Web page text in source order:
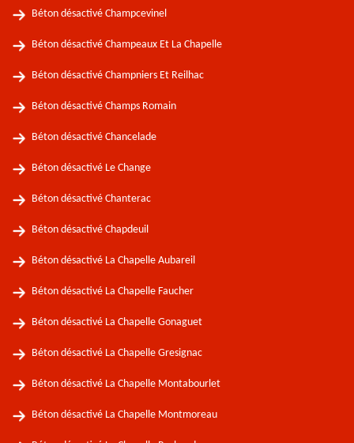
Béton désactivé Champcevinel
Béton désactivé Champeaux Et La Chapelle
Béton désactivé Champniers Et Reilhac
Béton désactivé Champs Romain
Béton désactivé Chancelade
Béton désactivé Le Change
Béton désactivé Chanterac
Béton désactivé Chapdeuil
Béton désactivé La Chapelle Aubareil
Béton désactivé La Chapelle Faucher
Béton désactivé La Chapelle Gonaguet
Béton désactivé La Chapelle Gresignac
Béton désactivé La Chapelle Montabourlet
Béton désactivé La Chapelle Montmoreau